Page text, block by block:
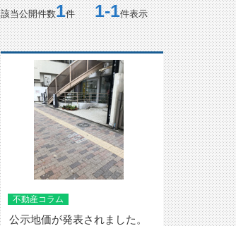
該当公開件数1件1-1件表示
不動産コラム
公示地価が発表されました。